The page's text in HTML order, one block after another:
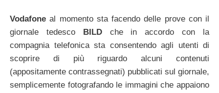
Vodafone al momento sta facendo delle prove con il
giornale tedesco
BILDche in accordo con la
compagnia telefonica sta consentendo agli utenti di
scoprire di più riguardo alcuni contenuti
(appositamente contrassegnati) pubblicati sul giornale,
semplicemente fotografando le immagini che appaiono